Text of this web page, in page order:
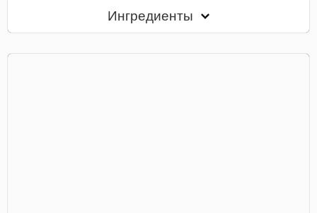
Ингредиенты